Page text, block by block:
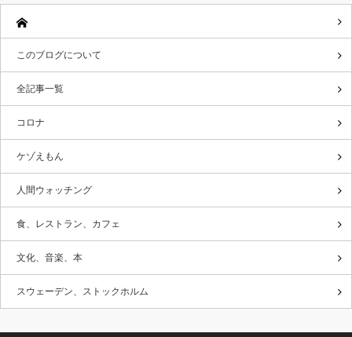
このブログについて
全記事一覧
コロナ
ケゾえもん
人間ウォッチング
食、レストラン、カフェ
文化、音楽、本
スウェーデン、ストックホルム